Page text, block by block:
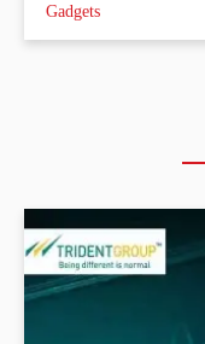
Gadgets